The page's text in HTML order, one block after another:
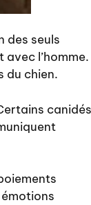
des seuls
l’homme.
du chien.
canidés